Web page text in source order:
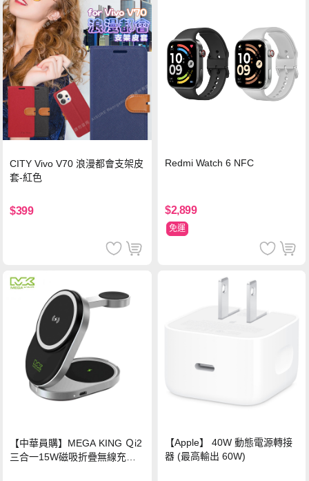
CITY Vivo V70 浪漫都會支架皮
套-紅色
$399
Redmi Watch 6 NFC
$2,899
免運
【中華員購】MEGA KING Ｑi2
三合一15W磁吸折疊無線充電
【Apple】 40W 動態電源轉接
器 (最高輸出 60W)